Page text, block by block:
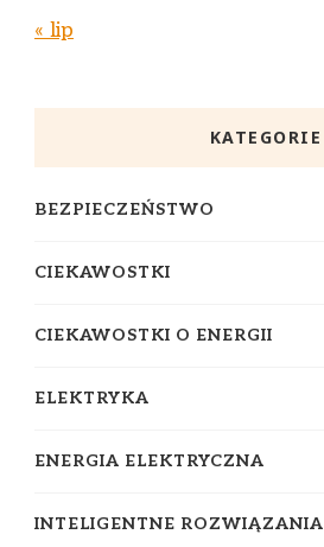
« lip
KATEGORIE
BEZPIECZEŃSTWO
CIEKAWOSTKI
CIEKAWOSTKI O ENERGII
ELEKTRYKA
ENERGIA ELEKTRYCZNA
INTELIGENTNE ROZWIĄZANIA